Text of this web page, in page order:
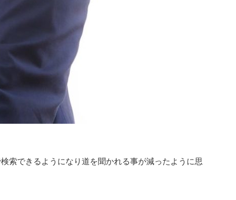
索できるようになり道を聞かれる事が減ったように思